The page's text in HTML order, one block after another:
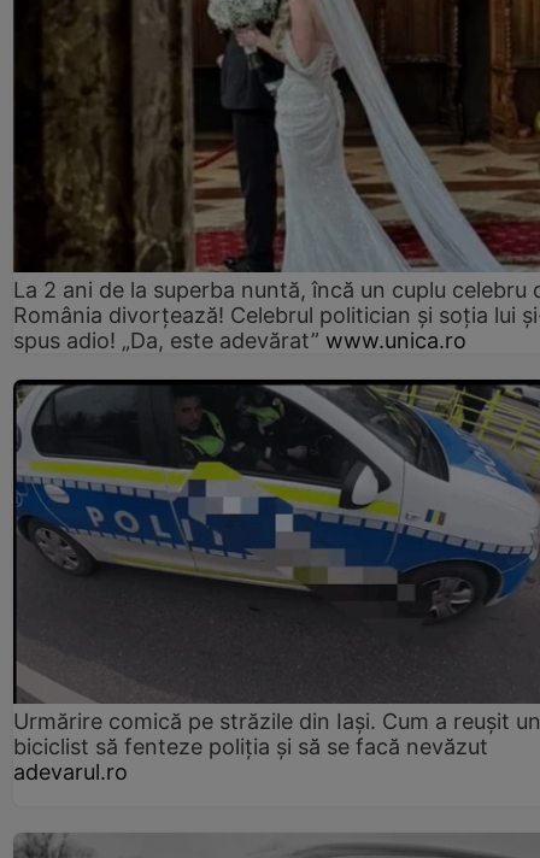
La 2 ani de la superba nuntă, încă un cuplu celebru
România divorțează! Celebrul politician și soția lui
spus adio! „Da, este adevărat” www.unica.ro
Urmărire comică pe străzile din Iași. Cum a reușit un
biciclist să fenteze poliția și să se facă nevăzut
adevarul.ro